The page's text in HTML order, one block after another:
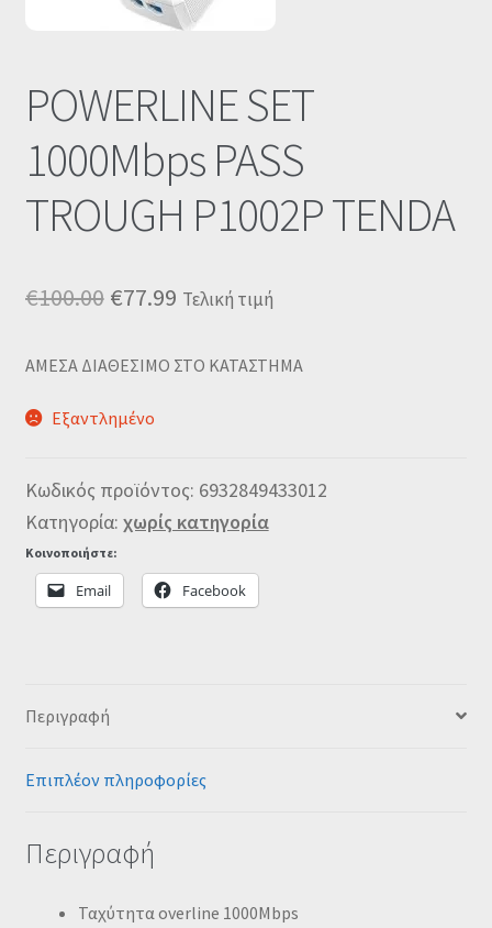
Οι Συνεργασίες μας
Καλάθι
Ολοκλήρωση παραγγελίας
Σύνδεση
POWERLINE SET
1000Mbps PASS
TROUGH P1002P TENDA
€100.00 Original
was:
€100.00.
€77.99Η
τιμή
Τελική τιμή
ΑΜΕΣΑ ΔΙΑΘΕΣΙΜΟ ΣΤΟ ΚΑΤΑΣΤΗΜΑ
Εξαντλημένο
Κωδικός προϊόντος: 6932849433012
Κατηγορία: χωρίς κατηγορία
Κοινοποιήστε:
Email Facebook
Περιγραφή
Επιπλέον πληροφορίες
Περιγραφή
Ταχύτητα overline 1000Mbps